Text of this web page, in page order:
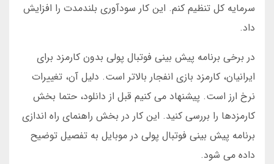
سرمایه کل تنظیم کنم. این کار سودآوری بلندمدت را افزایش
داد.
در برخی برنامه پیش بینی فوتبال پولی بدون کارمزد برای
ایرانیان، کارمزد بازی انفجار بالاتر است. دلیل آن، تغییرات
نرخ ارز است. پیشنهاد می کنیم قبل از دانلود، حتما بخش
کارمزدها را بررسی کنید. این کار در بخش راهنمای راه اندازی
برنامه پیش بینی فوتبال پولی در موبایل به تفصیل توضیح
داده می شود.